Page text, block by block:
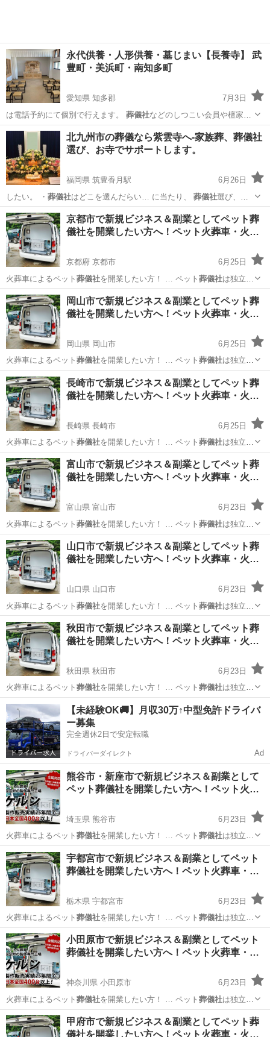
永代供養・人形供養・墓じまい【長養寺】 武
豊町・美浜町・南知多町
愛知県 知多郡
7月3日
は電話予約にて個別で行えます。 葬儀社などのしつこい会員や檀家の
勧誘はありま…
愛知 知多郡 その他
北九州市の葬儀なら紫雲寺へ-家族葬、葬儀社
選び、お寺でサポートします。
福岡県 筑豊香月駅
6月26日
したい。 ・ 葬儀社はどこを選んだらい… に当たり、 葬儀社選び、斎
場選び、お… 広告でみた葬儀社や、テレビCMで見… た葬儀社などに
いきなり… 様のご希望に沿った葬儀社を アドバイス・… （※紫雲
寺...
福岡 北九州市 筑豊香月駅 葬儀 葬儀社
京都市で新規ビジネス＆副業としてペット葬
儀社を開業したい方へ！ペット火葬車・火…
京都府 京都市
6月25日
火葬車によるペット 葬儀社 を開業したい方！ … ペット 葬儀社は独立・
起業をする… ジネスとしてペット葬儀社を開業し、ペット火… ト火葬
車を使用した葬儀社 開業をしたい方はお…
京都 京都市 ペット 葬儀社
岡山市で新規ビジネス＆副業としてペット葬
儀社を開業したい方へ！ペット火葬車・火…
岡山県 岡山市
6月25日
火葬車によるペット 葬儀社 を開業したい方！ … ペット 葬儀社は独立・
起業をする… ジネスとしてペット葬儀社を開業し、ペット火… ト火葬
車を使用した葬儀社開業をしたい方はお…
岡山 岡山市 ペット 葬儀社
長崎市で新規ビジネス＆副業としてペット葬
儀社を開業したい方へ！ペット火葬車・火…
長崎県 長崎市
6月25日
火葬車によるペット 葬儀社 を開業したい方！ … ペット 葬儀社は独立・
起業をする… ジネスとしてペット葬儀社を開業し、ペット火… ト火葬
車を使用した葬儀社 開業をしたい方はお…
長崎 長崎市 ペット 葬儀社
富山市で新規ビジネス＆副業としてペット葬
儀社を開業したい方へ！ペット火葬車・火…
富山県 富山市
6月23日
火葬車によるペット 葬儀社 を開業したい方！ … ペット 葬儀社は独立・
起業をする… ジネスとしてペット葬儀社を開業し、ペット火… ト火葬
車を使用した葬儀社 開業をしたい方はお…
富山 富山市 ペット 葬儀社
山口市で新規ビジネス＆副業としてペット葬
儀社を開業したい方へ！ペット火葬車・火…
山口県 山口市
6月23日
火葬車によるペット 葬儀社 を開業したい方！ … ペット 葬儀社は独立・
起業をする… ジネスとしてペット葬儀社を開業し、ペット火… ト火葬
車を使用した葬儀社開業をしたい方はお…
山口 山口市 ペットサービス 葬儀社
秋田市で新規ビジネス＆副業としてペット葬
儀社を開業したい方へ！ペット火葬車・火…
秋田県 秋田市
6月23日
火葬車によるペット 葬儀社 を開業したい方！ … ペット 葬儀社は独立・
起業をする… ジネスとしてペット葬儀社を開業し、ペット火… ト火葬
車を使用した葬儀社開業をしたい方はお…
秋田 秋田市 ペット
【未経験OK🚚】月収30万↑中型免許ドライバ
ー募集
完全週休2日で安定転職
ドライバーダイレクト Ad
熊谷市・新座市で新規ビジネス＆副業として
ペット葬儀社を開業したい方へ！ペット火…
埼玉県 熊谷市
6月23日
火葬車によるペット 葬儀社 を開業したい方！ … ペット 葬儀社は独立・
起業をする… す。 ペット葬儀社開業サポートとして… ジネスとして
ペット葬儀社を開業し、ペット火… ト火葬車を使用した葬儀社開業を
したい方はお…
埼玉 熊谷市 ペットサービス 葬儀社
宇都宮市で新規ビジネス＆副業としてペット
葬儀社を開業したい方へ！ペット火葬車・…
栃木県 宇都宮市
6月23日
火葬車によるペット 葬儀社 を開業したい方！ … ペット 葬儀社は独立・
起業をする… す。 ペット葬儀社開業サポートとして… ジネスとして
ペット葬儀社を開業し、ペット火… ト火葬車を使用した葬儀社開業を
したい方はお…
栃木 宇都宮市 ペット
小田原市で新規ビジネス＆副業としてペット
葬儀社を開業したい方へ！ペット火葬車・…
神奈川県 小田原市
6月23日
火葬車によるペット 葬儀社 を開業したい方！ … ペット 葬儀社は独立・
起業をする… す。 ペット葬儀社開業サポートとして… ジネスとして
ペット葬儀社を開業し、ペット火… ト火葬車を使用した葬儀社開業を
神奈川 小田原市 ペット
甲府市で新規ビジネス＆副業としてペット葬
儀社を開業したい方へ！ペット火葬車・火…